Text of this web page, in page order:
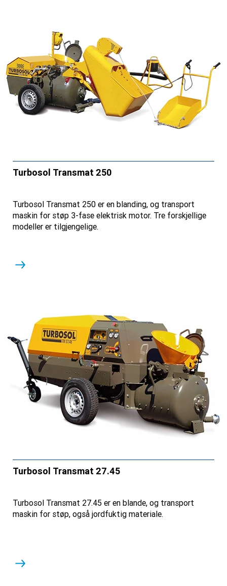
Turbosol Transmat 250
Turbosol Transmat 250 er en blanding, og transport
maskin for støp 3-fase elektrisk motor. Tre forskjellige
modeller er tilgjengelige.
Turbosol Transmat 27.45
Turbosol Transmat 27.45 er en blande, og transport
maskin for støp, også jordfuktig materiale.